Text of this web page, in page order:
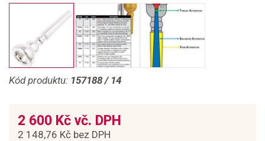
Kód produktu: 157188 / 14
2 600 Kč vč. DPH
2 148,76 Kč bez DPH